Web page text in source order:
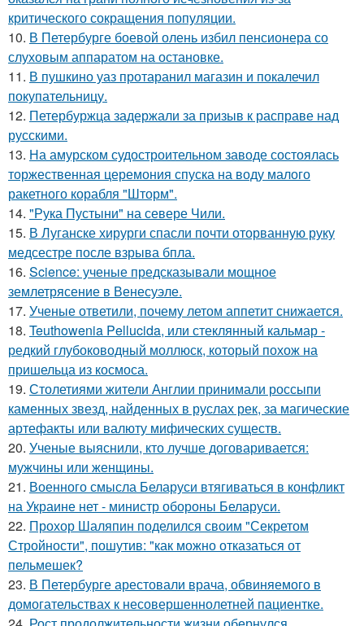
критического сокращения популяции.
10. В Петербурге боевой олень избил пенсионера со
слуховым аппаратом на остановке.
11. В пушкино уаз протаранил магазин и покалечил
покупательницу.
12. Петербуржца задержали за призыв к расправе над
русскими.
13. На амурском судостроительном заводе состоялась
торжественная церемония спуска на воду малого
ракетного корабля "Шторм".
14. "Рука Пустыни" на севере Чили.
15. В Луганске хирурги спасли почти оторванную руку
медсестре после взрыва бпла.
16. Science: ученые предсказывали мощное
землетрясение в Венесуэле.
17. Ученые ответили, почему летом аппетит снижается.
18. Teuthowenia Pellucida, или стеклянный кальмар -
редкий глубоководный моллюск, который похож на
пришельца из космоса.
19. Столетиями жители Англии принимали россыпи
каменных звезд, найденных в руслах рек, за магические
артефакты или валюту мифических существ.
20. Ученые выяснили, кто лучше договаривается:
мужчины или женщины.
21. Военного смысла Беларуси втягиваться в конфликт
на Украине нет - министр обороны Беларуси.
22. Прохор Шаляпин поделился своим "Секретом
Стройности", пошутив: "как можно отказаться от
пельмешек?
23. В Петербурге арестовали врача, обвиняемого в
домогательствах к несовершеннолетней пациентке.